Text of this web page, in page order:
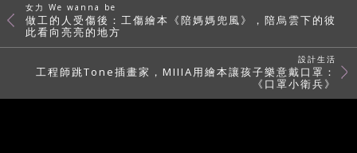
女力 We wanna be
做工的人受傷後：工傷繪本《陪媽媽兜風》，陪烏雲下的彼
此看向亮亮的地方
設計生活
工程師跳Tone插畫家，MIIIA用繪本讓孩子樂意戴口罩：
《口罩小衛兵》